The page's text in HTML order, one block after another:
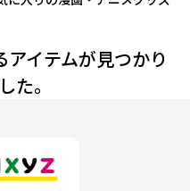
イテムが見つかり
た。